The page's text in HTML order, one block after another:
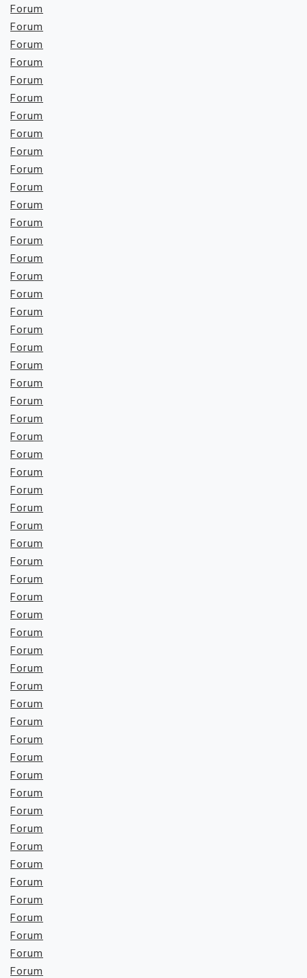
Forum
Forum
Forum
Forum
Forum
Forum
Forum
Forum
Forum
Forum
Forum
Forum
Forum
Forum
Forum
Forum
Forum
Forum
Forum
Forum
Forum
Forum
Forum
Forum
Forum
Forum
Forum
Forum
Forum
Forum
Forum
Forum
Forum
Forum
Forum
Forum
Forum
Forum
Forum
Forum
Forum
Forum
Forum
Forum
Forum
Forum
Forum
Forum
Forum
Forum
Forum
Forum
Forum
Forum
Forum